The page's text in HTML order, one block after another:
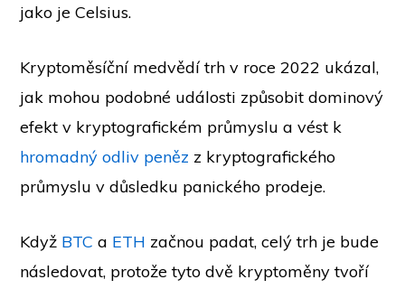
jako je Celsius.
Kryptoměsíční medvědí trh v roce 2022 ukázal,
jak mohou podobné události způsobit dominový
efekt v kryptografickém průmyslu a vést k
hromadný odliv peněz z kryptografického
průmyslu v důsledku panického prodeje.
Když BTC a ETH začnou padat, celý trh je bude
následovat, protože tyto dvě kryptoměny tvoří